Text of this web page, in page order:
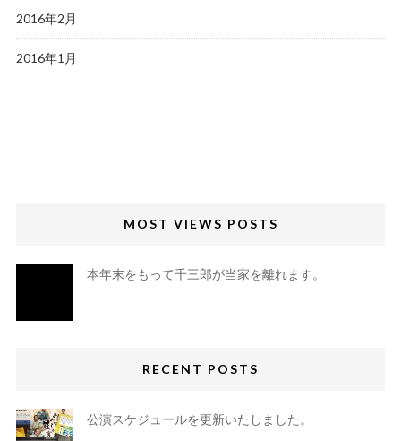
2016年2月
2016年1月
MOST VIEWS POSTS
本年末をもって千三郎が当家を離れます。
RECENT POSTS
公演スケジュールを更新いたしました。